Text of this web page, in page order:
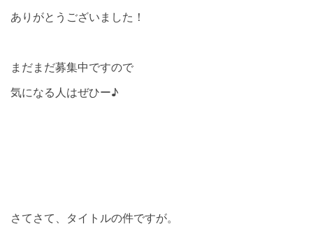
ありがとうございました！
まだまだ募集中ですので
気になる人はぜひー♪
さてさて、タイトルの件ですが。